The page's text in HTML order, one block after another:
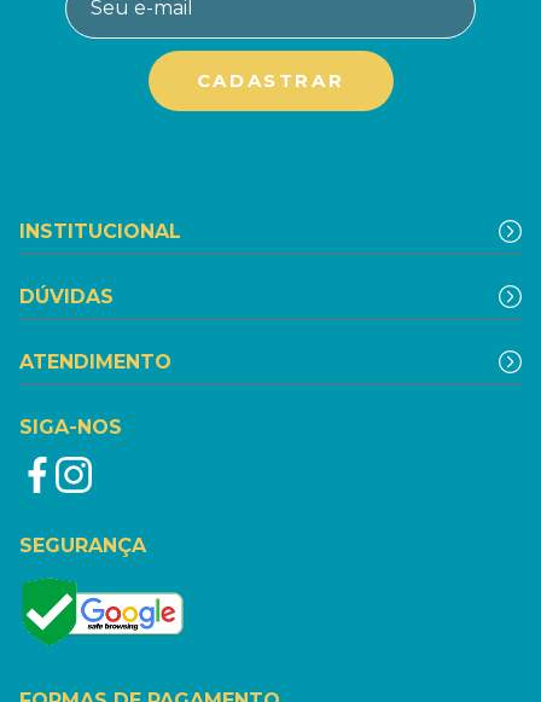
INSTITUCIONAL
DÚVIDAS
ATENDIMENTO
SIGA-NOS
SEGURANÇA